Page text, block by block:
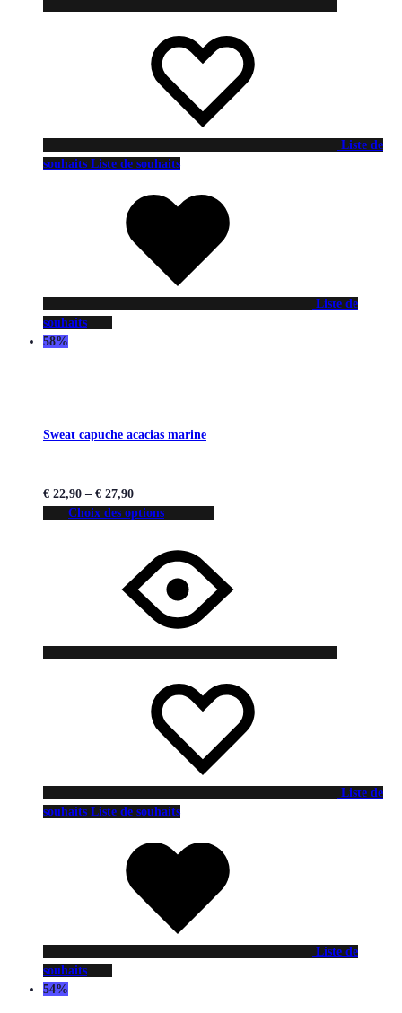
Liste de
souhaits Liste de souhaits
Liste de
souhaits
58%
Sweat capuche acacias marine
€ 22,90 – € 27,90
Choix des options
Liste de
souhaits Liste de souhaits
Liste de
souhaits
54%